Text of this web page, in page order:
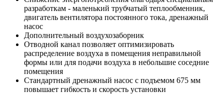
разработкам - маленький трубчатый теплообменник,
двигатель вентилятора постоянного тока, дренажный
насос
Дополнительный воздухозаборник
Отводной канал позволяет оптимизировать
распределение воздуха в помещения неправильной
формы или для подачи воздуха в небольшие соседние
помещения
Стандартный дренажный насос с подъемом 675 мм
повышает гибкость и скорость установки